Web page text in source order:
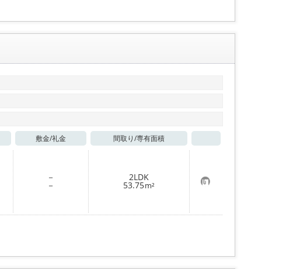
敷金/礼金 間取り/専有面積
－
－
2LDK
53.75m² お
気
に
入
り